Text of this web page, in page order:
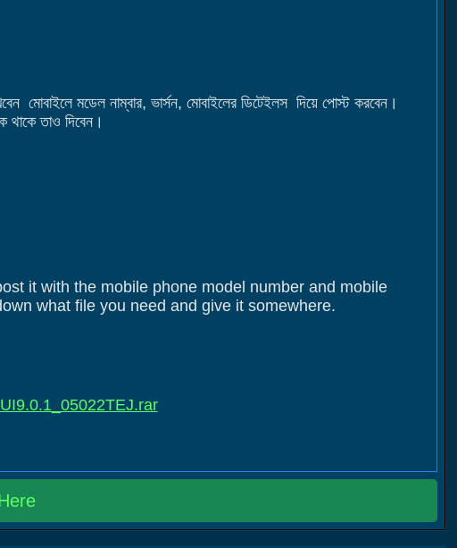
মডেল নাম্বার, ভার্সন, মোবাইলের ডিটেইলস দিয়ে পোস্ট করবেন।
থাকে তাও দিবেন।
it with the mobile phone model number and mobile
what file you need and give it somewhere.